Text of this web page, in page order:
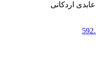
اردکانی